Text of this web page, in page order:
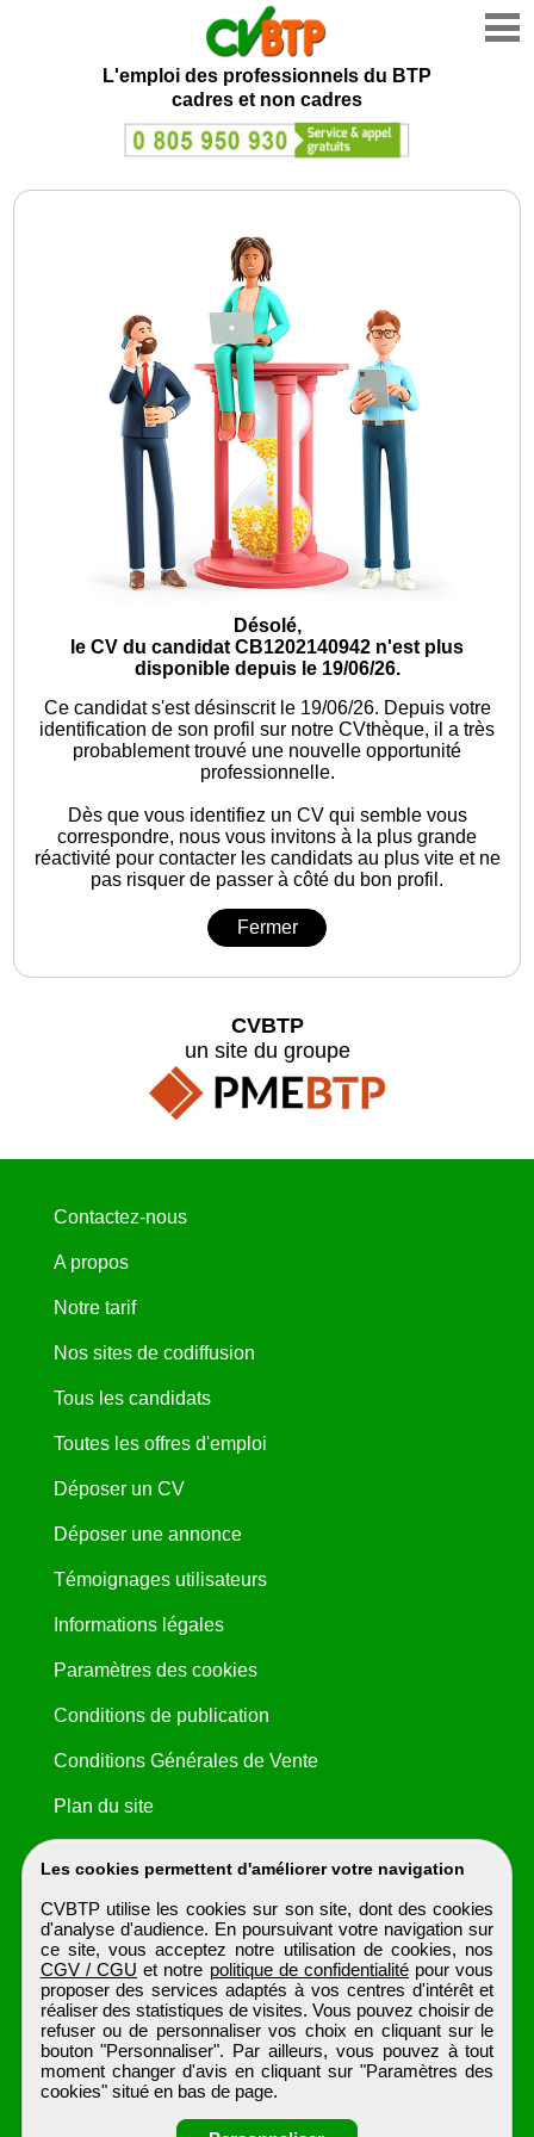
L'emploi des professionnels du BTP
cadres et non cadres
Désolé,
le CV du candidat CB1202140942 n'est plus
disponible depuis le 19/06/26.
Ce candidat s'est désinscrit le 19/06/26. Depuis votre
identification de son profil sur notre CVthèque, il a très
probablement trouvé une nouvelle opportunité
professionnelle.
Dès que vous identifiez un CV qui semble vous
correspondre, nous vous invitons à la plus grande
réactivité pour contacter les candidats au plus vite et ne
pas risquer de passer à côté du bon profil.
Fermer
Les cookies permettent d'améliorer votre navigation
CVBTP utilise les cookies sur son site, dont des cookies
d'analyse d'audience. En poursuivant votre navigation sur
ce site, vous acceptez notre utilisation de cookies, nos
CGV / CGU et notre politique de confidentialité pour vous
proposer des services adaptés à vos centres d'intérêt et
réaliser des statistiques de visites. Vous pouvez choisir de
refuser ou de personnaliser vos choix en cliquant sur le
bouton "Personnaliser". Par ailleurs, vous pouvez à tout
moment changer d'avis en cliquant sur "Paramètres des
cookies" situé en bas de page.
CVBTP
un site du groupe
Contactez-nous
A propos
Notre tarif
Nos sites de codiffusion
Tous les candidats
Toutes les offres d'emploi
Déposer un CV
Déposer une annonce
Témoignages utilisateurs
Informations légales
Paramètres des cookies
Conditions de publication
Conditions Générales de Vente
Plan du site